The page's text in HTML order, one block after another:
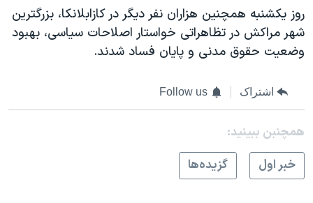
روز یکشنبه همچنین هزاران نفر دیگر در کازابلانکا، بزرگترین
شهر مراکش در تظاهراتی خواستار اصلاحات سیاسی، بهبود
وضعیت حقوق مدنی و پایان فساد شدند.
اشتراک Follow us
همچنبن ببینید:
خبر اول
گزيده‌ها